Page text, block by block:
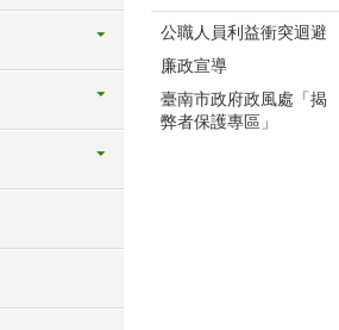
公職人員利益衝突迴避
廉政宣導
臺南市政府政風處「揭
弊者保護專區」